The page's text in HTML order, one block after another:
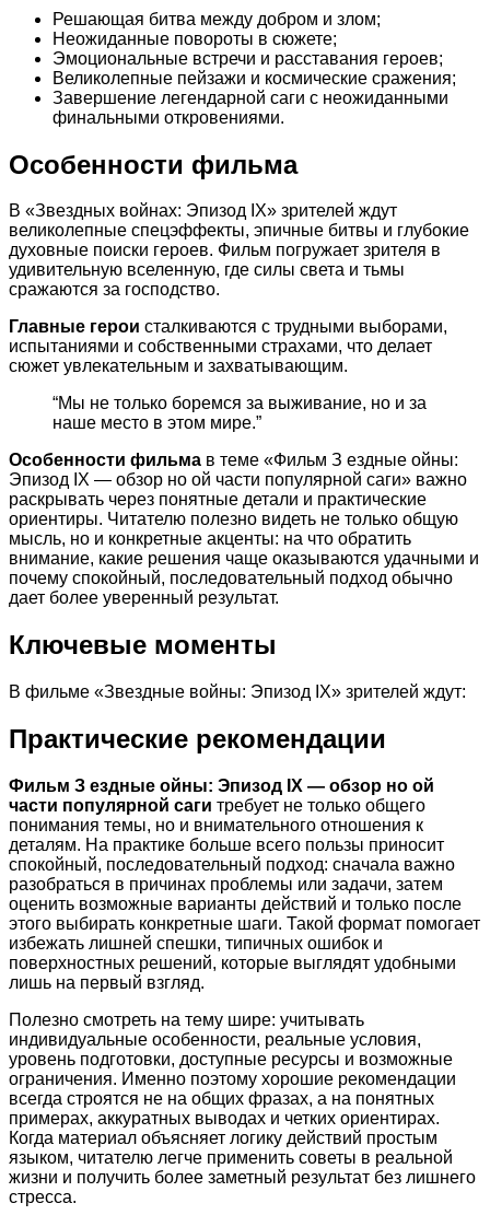
Решающая битва между добром и злом;
Неожиданные повороты в сюжете;
Эмоциональные встречи и расставания героев;
Великолепные пейзажи и космические сражения;
Завершение легендарной саги с неожиданными
финальными откровениями.
Особенности фильма
В «Звездных войнах: Эпизод IX» зрителей ждут
великолепные спецэффекты, эпичные битвы и глубокие
духовные поиски героев. Фильм погружает зрителя в
удивительную вселенную, где силы света и тьмы
сражаются за господство.
Главные герои сталкиваются с трудными выборами,
испытаниями и собственными страхами, что делает
сюжет увлекательным и захватывающим.
“Мы не только боремся за выживание, но и за
наше место в этом мире.”
Особенности фильма в теме «Фильм З ездные ойны:
Эпизод IX — обзор но ой части популярной саги» важно
раскрывать через понятные детали и практические
ориентиры. Читателю полезно видеть не только общую
мысль, но и конкретные акценты: на что обратить
внимание, какие решения чаще оказываются удачными и
почему спокойный, последовательный подход обычно
дает более уверенный результат.
Ключевые моменты
В фильме «Звездные войны: Эпизод IX» зрителей ждут:
Практические рекомендации
Фильм З ездные ойны: Эпизод IX — обзор но ой
части популярной саги требует не только общего
понимания темы, но и внимательного отношения к
деталям. На практике больше всего пользы приносит
спокойный, последовательный подход: сначала важно
разобраться в причинах проблемы или задачи, затем
оценить возможные варианты действий и только после
этого выбирать конкретные шаги. Такой формат помогает
избежать лишней спешки, типичных ошибок и
поверхностных решений, которые выглядят удобными
лишь на первый взгляд.
Полезно смотреть на тему шире: учитывать
индивидуальные особенности, реальные условия,
уровень подготовки, доступные ресурсы и возможные
ограничения. Именно поэтому хорошие рекомендации
всегда строятся не на общих фразах, а на понятных
примерах, аккуратных выводах и четких ориентирах.
Когда материал объясняет логику действий простым
языком, читателю легче применить советы в реальной
жизни и получить более заметный результат без лишнего
стресса.